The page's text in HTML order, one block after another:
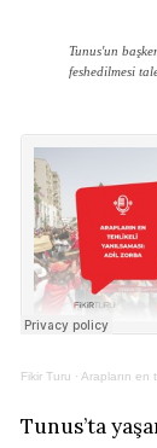
Tunus'un
feshedilmesi
Fikir Turu · Arapların en
Tunus’ta